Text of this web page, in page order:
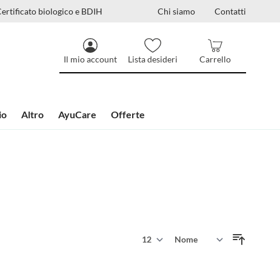
biologico e BDIH Chi siamo Contatti
Altro AyuCare Offerte
Il mio account Lista desideri
Carrello
Ordina per